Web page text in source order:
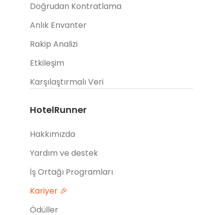
Doğrudan Kontratlama
Anlık Envanter
Rakip Analizi
Etkileşim
Karşılaştırmalı Veri
HotelRunner
Hakkımızda
Yardım ve destek
İş Ortağı Programları
Kariyer 🎉
Ödüller